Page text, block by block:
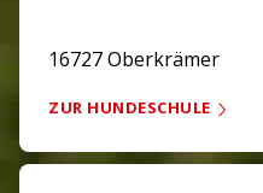
16727 Oberkrämer
ZUR HUNDESCHULE